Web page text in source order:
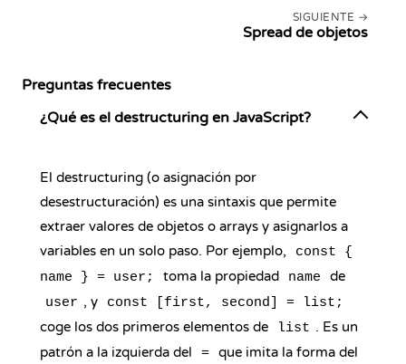
SIGUIENTE
Spread de objetos
Preguntas frecuentes
¿Qué es el destructuring en JavaScript?
El destructuring (o asignación por
desestructuración) es una sintaxis que permite
extraer valores de objetos o arrays y asignarlos a
variables en un solo paso. Por ejemplo,
const {
name } = user;
toma la propiedad name de
user , y const [first, second] = list;
coge los dos primeros elementos de list . Es un
patrón a la izquierda del
= que imita la forma del